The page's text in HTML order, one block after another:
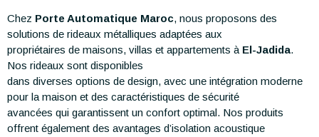
Chez Porte Automatique Maroc, nous proposons des
solutions de rideaux métalliques adaptées aux
propriétaires de maisons, villas et appartements à El-Jadida.
Nos rideaux sont disponibles
dans diverses options de design, avec une intégration moderne
pour la maison et des caractéristiques de sécurité
avancées qui garantissent un confort optimal. Nos produits
offrent également des avantages d’isolation acoustique